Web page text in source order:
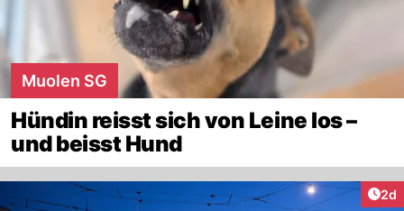
Muolen SG
Hündin reisst sich von Leine los –
und beisst Hund
2d